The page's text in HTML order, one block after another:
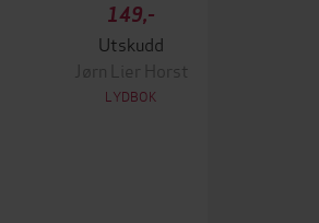
149,-
Utskudd
Jørn Lier Horst
LYDBOK